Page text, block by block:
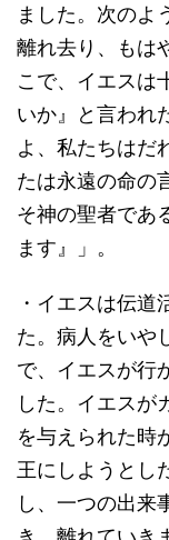
ました。次のよ
離れ去り、もは
こで、イエスは
いか』と言われ
よ、私たちはだ
たは永遠の命の
そ神の聖者であ
ます』」。
・イエスは伝道
た。病人をいや
で、イエスが行
した。イエスが
を与えられた時
王にしようとし
し、一つの出来